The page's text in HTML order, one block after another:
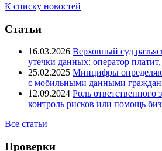
К списку новостей
Статьи
16.03.2026 Верховный суд
утечки данных: оператор
25.02.2025 Минцифры
с мобильными данными граждан
12.09.2024 Роль ответственного
контроль рисков или помощь
Все статьи
Проверки